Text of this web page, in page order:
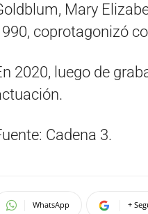
Mary
coprotagonizó
2020, luego de
Cadena 3.
WhatsApp +